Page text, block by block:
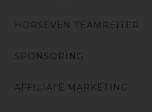
HORSEVEN TEAMREITER
SPONSORING
AFFILIATE MARKETING